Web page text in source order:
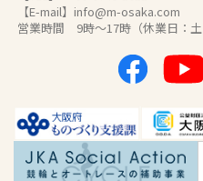
【E-mail】info@m-osaka.com
営業時間 9時～17時（休業日：土